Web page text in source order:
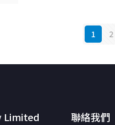
1 2
Limited 聯絡我們